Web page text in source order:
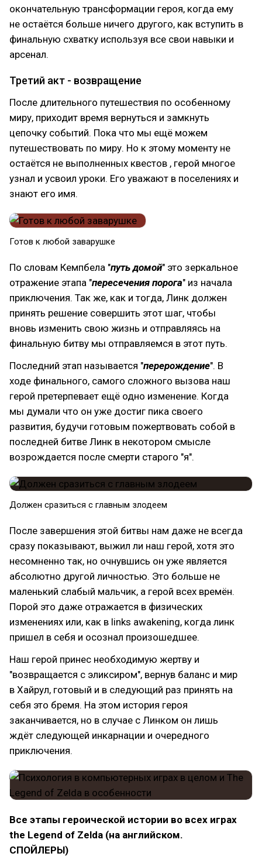
окончательную трансформации героя, когда ему
не остаётся больше ничего другого, как вступить в
финальную схватку используя все свои навыки и
арсенал.
Третий акт - возвращение
После длительного путешествия по особенному
миру, приходит время вернуться и замкнуть
цепочку событий. Пока что мы ещё можем
путешествовать по миру. Но к этому моменту не
остаётся не выполненных квестов , герой многое
узнал и усвоил уроки. Его уважают в поселениях и
знают его имя.
Готов к любой заварушке
По словам Кемпбела "путь домой" это зеркальное
отражение этапа "пересечения порога" из начала
приключения. Так же, как и тогда, Линк должен
принять решение совершить этот шаг, чтобы
вновь изменить свою жизнь и отправляясь на
финальную битву мы отправляемся в этот путь.
Последний этап называется "перерождение". В
ходе финального, самого сложного вызова наш
герой претерпевает ещё одно изменение. Когда
мы думали что он уже достиг пика своего
развития, будучи готовым пожертвовать собой в
последней битве Линк в некотором смысле
возрождается после смерти старого "я".
Должен сразиться с главным злодеем
После завершения этой битвы нам даже не всегда
сразу показывают, выжил ли наш герой, хотя это
несомненно так, но очнувшись он уже является
абсолютно другой личностью. Это больше не
маленький слабый мальчик, а герой всех времён.
Порой это даже отражается в физических
изменениях или, как в links awakening, когда линк
пришел в себя и осознал произошедшее.
Наш герой принес необходимую жертву и
"возвращается с эликсиром", вернув баланс и мир
в Хайрул, готовый и в следующий раз принять на
себя это бремя. На этом история героя
заканчивается, но в случае с Линком он лишь
ждёт следующей инкарнации и очередного
приключения.
Все этапы героической истории во всех играх
the Legend of Zelda (на английском.
СПОЙЛЕРЫ)